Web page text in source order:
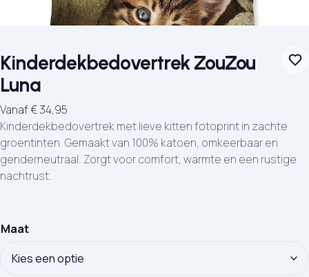
Kinderdekbedovertrek ZouZou
Luna
Vanaf€34,95
Kinderdekbedovertrek met lieve kitten fotoprint in zachte
groentinten. Gemaakt van 100% katoen, omkeerbaar en
genderneutraal. Zorgt voor comfort, warmte en een rustige
nachtrust.
Maat